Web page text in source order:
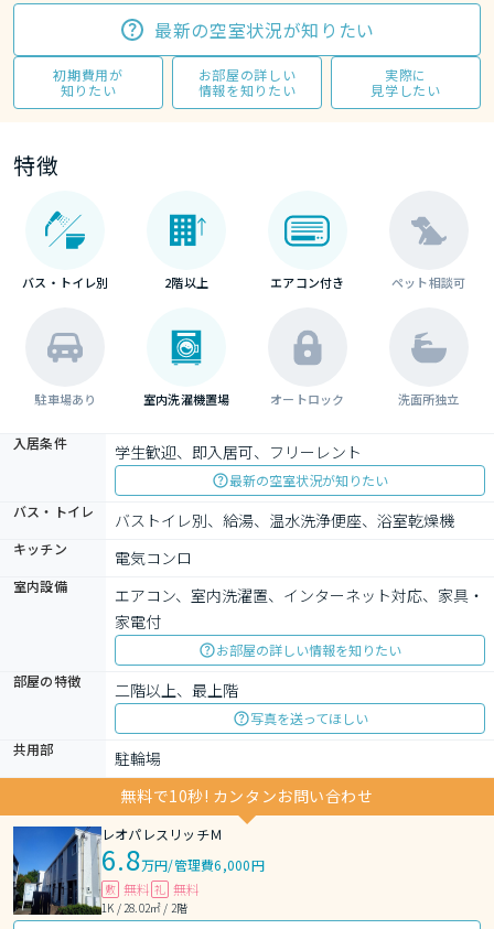
最新の空室状況が知りたい
初期費用が
知りたい
お部屋の詳しい
情報を知りたい
実際に
見学したい
特徴
バス・トイレ別 2階以上 エアコン付き ペット相談可
駐車場あり 室内洗濯機置場 オートロック 洗面所独立
入居条件 学生歓迎、即入居可、フリーレント
最新の空室状況が知りたい
バス・トイレ
バストイレ別、給湯、温水洗浄便座、浴室乾燥機
キッチン 電気コンロ
室内設備
エアコン、室内洗濯置、インターネット対応、家具・
家電付
お部屋の詳しい情報を知りたい
部屋の特徴
二階以上、最上階
写真を送ってほしい
共用部
駐輪場
無料で10秒! カンタンお問い合わせ
レオパレスリッチＭ
6.8万円/管理費6,000円
敷 無料 礼 無料
1K / 28.02㎡ / 2階